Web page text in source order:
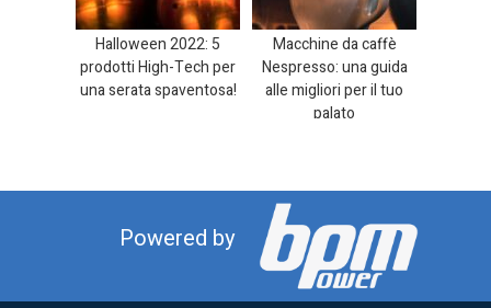
Halloween 2022: 5
prodotti High-Tech per
una serata spaventosa!
Macchine da caffè
Nespresso: una guida
alle migliori per il tuo
palato
Powered by